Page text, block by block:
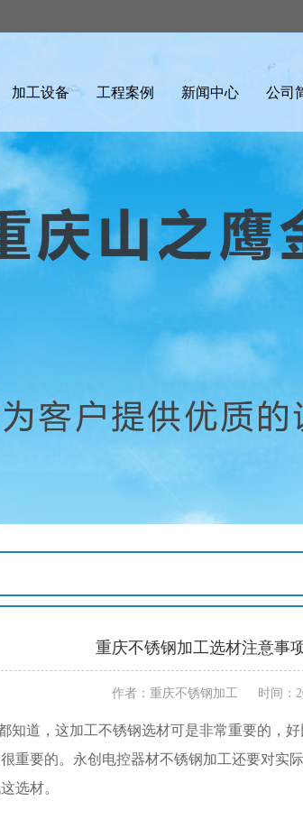
加工设备 工程案例 新闻中心 公司
重庆不锈钢加工选材注意事
作者：重庆不锈钢加工 时间：
道，这加工不锈钢选材可是非常重要的，好
重要的。永创电控器材不锈钢加工还要对实
选材。